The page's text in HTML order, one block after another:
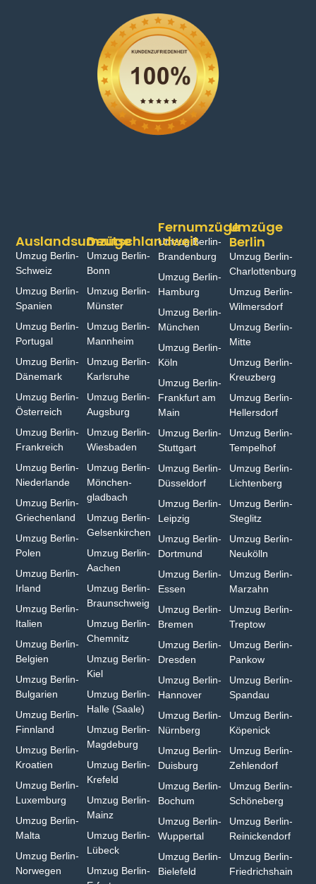
Umzüge
Berlin
Umzug Berlin-
Charlottenburg
Umzug Berlin-
Wilmersdorf
Umzug Berlin-
Mitte
Umzug Berlin-
Kreuzberg
Umzug Berlin-
Hellersdorf
Umzug Berlin-
Tempelhof
Umzug Berlin-
Lichtenberg
Umzug Berlin-
Steglitz
Umzug Berlin-
Neukölln
Umzug Berlin-
Marzahn
Umzug Berlin-
Treptow
Umzug Berlin-
Pankow
Umzug Berlin-
Spandau
Umzug Berlin-
Köpenick
Umzug Berlin-
Zehlendorf
Umzug Berlin-
Schöneberg
Umzug Berlin-
Reinickendorf
Umzug Berlin-
Friedrichshain
Fernumzüge
Umzug Berlin-
Brandenburg
Umzug Berlin-
Hamburg⁠
Umzug Berlin-
München
Umzug Berlin-
Köln
Umzug Berlin-
Frankfurt am
Main
Umzug Berlin-
Stuttgart
Umzug Berlin-
Düsseldorf
Umzug Berlin-
Leipzig
Umzug Berlin-
Dortmund
Umzug Berlin-
Essen
Umzug Berlin-
Bremen
Umzug Berlin-
Dresden
Umzug Berlin-
Hannover
Umzug Berlin-
Nürnberg
Umzug Berlin-
Duisburg⁠
Umzug Berlin-
Bochum
Umzug Berlin-
Wuppertal⁠
Umzug Berlin-
Bielefeld⁠
Deutschlandweit
Umzug Berlin-
Bonn⁠
Umzug Berlin-
Münster⁠
Umzug Berlin-
Mannheim
Umzug Berlin-
Karlsruhe
Umzug Berlin-
Augsburg
Umzug Berlin-
Wiesbaden⁠
Umzug Berlin-
Mönchen­
gladbach⁠
Umzug Berlin-
Gelsenkirchen⁠
Umzug Berlin-
Aachen⁠
Umzug Berlin-
Braunschweig
Umzug Berlin-
Chemnitz⁠
Umzug Berlin-
Kiel
Umzug Berlin-
Halle (Saale)⁠
Umzug Berlin-
Magdeburg
Umzug Berlin-
Krefeld⁠
Umzug Berlin-
Mainz⁠
Umzug Berlin-
Lübeck
Umzug Berlin-
Auslandsumzüge
Umzug Berlin-
Schweiz
Umzug Berlin-
Spanien
Umzug Berlin-
Portugal
Umzug Berlin-
Dänemark
Umzug Berlin-
Österreich
Umzug Berlin-
Frankreich
Umzug Berlin-
Niederlande
Umzug Berlin-
Griechenland
Umzug Berlin-
Polen
Umzug Berlin-
Irland
Umzug Berlin-
Italien
Umzug Berlin-
Belgien
Umzug Berlin-
Bulgarien⁠
Umzug Berlin-
Finnland
Umzug Berlin-
Kroatien
Umzug Berlin-
Luxemburg
Umzug Berlin-
Malta
Umzug Berlin-
Norwegen